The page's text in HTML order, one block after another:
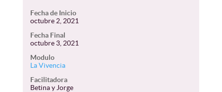
Fecha de Inicio
octubre 2, 2021
Fecha Final
octubre 3, 2021
Modulo
La Vivencia
Facilitadora
Betina y Jorge